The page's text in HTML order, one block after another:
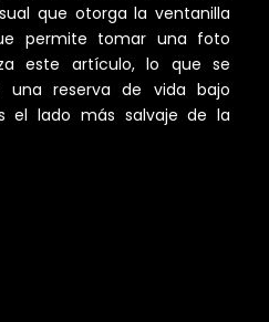
que otorga la ventanilla
permite tomar una foto
este artículo, lo que se
una reserva de vida bajo
el lado más salvaje de la